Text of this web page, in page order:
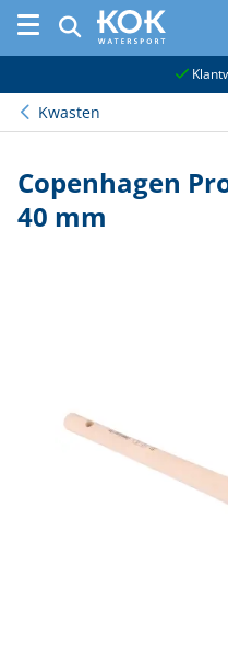
Kwasten
Copenhagen
40 mm